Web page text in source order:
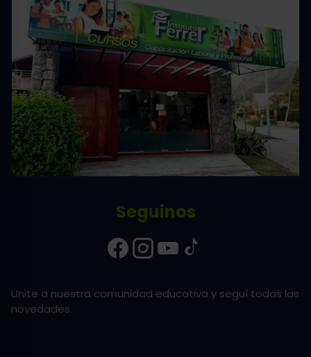
Seguinos
Unite a nuestra comunidad educativa y seguí todas las
novedades.